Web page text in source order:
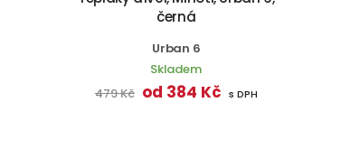
černá
Urban 6
Skladem
479 Kč od 384 Kč s DPH